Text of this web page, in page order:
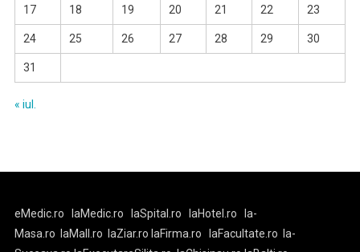
17 18 19 20 21 22 23
24 25 26 27 28 29 30
31
« iul.
eMedic.ro laMedic.ro laSpital.ro laHotel.ro
la-
Masa.ro
laMall.ro laZiar.ro laFirma.ro laFacultate.ro
la-